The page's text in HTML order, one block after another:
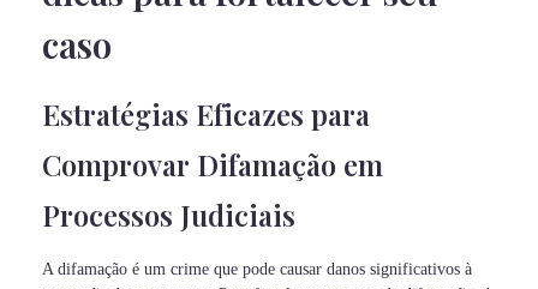
caso
Estratégias Eficazes para
Comprovar Difamação em
Processos Judiciais
A difamação é um crime que pode causar danos significativos à